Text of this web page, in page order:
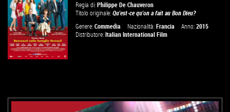
VAI ALLA SCHEDA
Regia di:Philippe De Chauveron
Titolo originale:Qu'est-ce qu'on a fait au Bon Dieu?
Genere:Commedia Nazionalità:Francia Anno:2015
Distributore:Italian International Film